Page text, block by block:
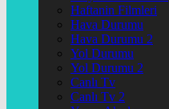
Haftanin Filmleri
Hava Durumu
Hava Durumu 2
Yol Durumu
Yol Durumu 2
Canlı Tv
Canlı Tv 2